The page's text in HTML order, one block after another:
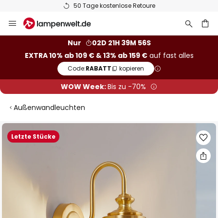
50 Tage kostenlose Retoure
Inhalt
Nur
02D 21H 39M 55S
EXTRA 10% ab 109 € & 13% ab 159 €auf fast alles
Code:RABATT kopieren
WOW Week:Bis zu -70%
Außenwandleuchten
Letzte Stücke
Zum
Ende